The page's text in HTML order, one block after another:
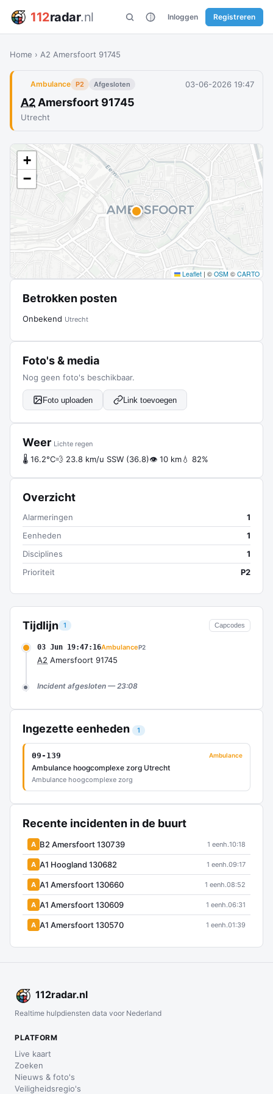
112radar.nl Inloggen Registreren
Home › A2 Amersfoort 91745
Ambulance P2 Afgesloten 03-06-2026 19:47
A2 Amersfoort 91745
Utrecht
Tijdlijn 1 Capcodes
03 Jun 19:47:16AmbulanceP2
A2 Amersfoort 91745
Incident afgesloten — 23:08
Ingezette eenheden 1
09-139 Ambulance
Ambulance hoogcomplexe zorg Utrecht
Ambulance hoogcomplexe zorg
Recente incidenten in de buurt
A B2 Amersfoort 130739 1 eenh.10:18
A A1 Hoogland 130682 1 eenh.09:17
A A1 Amersfoort 130660 1 eenh.08:52
A A1 Amersfoort 130609 1 eenh.06:31
A A1 Amersfoort 130570 1 eenh.01:39
+
−
Leaflet | © OSM © CARTO
Betrokken posten
Onbekend Utrecht
Foto's & media
Nog geen foto's beschikbaar.
Foto uploaden Link toevoegen
Weer Lichte regen
🌡 16.2°C💨 23.8 km/u SSW (36.8)👁 10 km💧 82%
Overzicht
Alarmeringen
1
Eenheden
1
Disciplines
1
Prioriteit
P2
112radar.nl
Realtime hulpdiensten data voor Nederland
PLATFORM
Live kaart
Zoeken
Nieuws & foto's
Veiligheidsregio's